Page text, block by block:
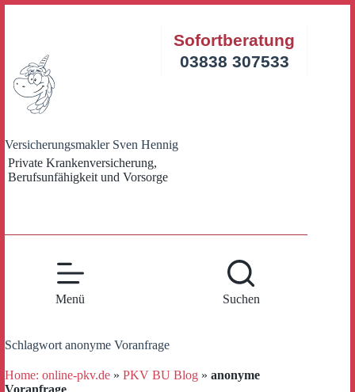
Versicherungsmakler Sven Hennig
Private Krankenversicherung,
Berufsunfähigkeit und Vorsorge
Sofortberatung
03838 307533
Menü Suchen
Schlagwort anonyme Voranfrage
Home: online-pkv.de » PKV BU Blog » anonyme
Voranfrage